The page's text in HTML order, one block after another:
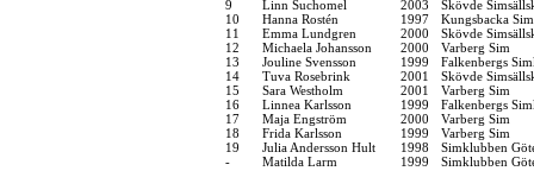
9
Linn Suchomel 2003
Skövde
10
Hanna Rostén 1997
Kungsbacka
11
Emma Lundgren 2000
Skövde
12
Michaela Johansson 2000
Varberg Sim
13
Jouline Svensson 1999
Falkenbergs
14
Tuva Rosebrink 2001
Skövde
15
Sara Westholm 2001
Varberg Sim
16
Linnea Karlsson 1999
Falkenbergs
17
Maja Engström 2000
Varberg Sim
18
Frida Karlsson 1999
Varberg Sim
19
Julia Andersson Hult 1998
Simklubben
-
Matilda Larm 1999 Simklubben